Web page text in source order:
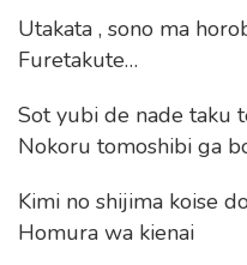
Utakata , sono ma
Furetakute…
Sot yubi de nade taku
Nokoru tomoshibi ga
Kimi no shijima koise
Homura wa kienai